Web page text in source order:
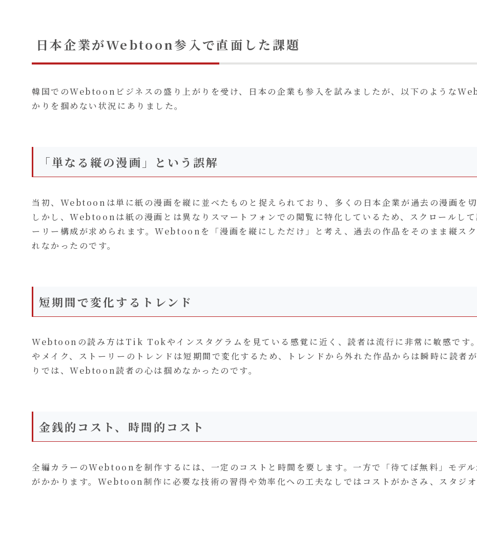
日本企業がWebtoon参入で直面した課題
韓国でのWebtoonビジネスの盛り上がりを受け、日本の企業も参入を試みましたが、以下のような
かりを掴めない状況にありました。
「単なる縦の漫画」という誤解
当初、Webtoonは単に紙の漫画を縦に並べたものと捉えられており、多くの日本企業が過去の漫画を
しかし、Webtoonは紙の漫画とは異なりスマートフォンでの閲覧に特化しているため、スクロールし
ーリー構成が求められます。Webtoonを「漫画を縦にしただけ」と考え、過去の作品をそのまま縦ス
れなかったのです。
短期間で変化するトレンド
Webtoonの読み方はTik Tokやインスタグラムを見ている感覚に近く、読者は流行に非常に敏感です
やメイク、ストーリーのトレンドは短期間で変化するため、トレンドから外れた作品からは瞬時に読者
りでは、Webtoon読者の心は掴めなかったのです。
金銭的コスト、時間的コスト
全編カラーのWebtoonを制作するには、一定のコストと時間を要します。一方で「待てば無料」モデ
がかかります。Webtoon制作に必要な技術の習得や効率化への工夫なしではコストがかさみ、スタジオ